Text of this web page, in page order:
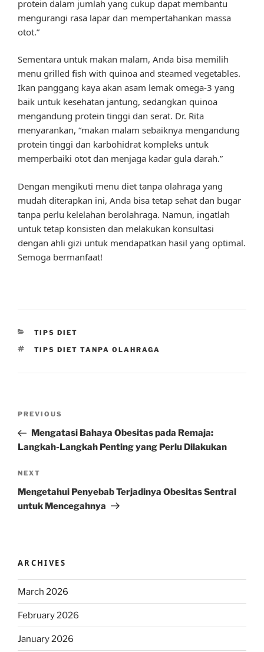
protein dalam jumlah yang cukup dapat membantu
mengurangi rasa lapar dan mempertahankan massa
otot.”
Sementara untuk makan malam, Anda bisa memilih
menu grilled fish with quinoa and steamed vegetables.
Ikan panggang kaya akan asam lemak omega-3 yang
baik untuk kesehatan jantung, sedangkan quinoa
mengandung protein tinggi dan serat. Dr. Rita
menyarankan, “makan malam sebaiknya mengandung
protein tinggi dan karbohidrat kompleks untuk
memperbaiki otot dan menjaga kadar gula darah.”
Dengan mengikuti menu diet tanpa olahraga yang
mudah diterapkan ini, Anda bisa tetap sehat dan bugar
tanpa perlu kelelahan berolahraga. Namun, ingatlah
untuk tetap konsisten dan melakukan konsultasi
dengan ahli gizi untuk mendapatkan hasil yang optimal.
Semoga bermanfaat!
CATEGORIES
TIPS DIET
TAGS
TIPS DIET TANPA OLAHRAGA
Previous
Post
PREVIOUS
Mengatasi Bahaya Obesitas pada Remaja:
Langkah-Langkah Penting yang Perlu Dilakukan
Next
Post
NEXT
Mengetahui Penyebab Terjadinya Obesitas Sentral
untuk Mencegahnya
ARCHIVES
March 2026
February 2026
January 2026